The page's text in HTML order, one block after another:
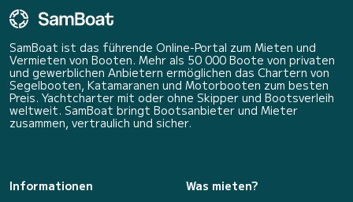
SamBoat ist das führende Online-Portal zum Mieten und
Vermieten von Booten. Mehr als 50 000 Boote von privaten
und gewerblichen Anbietern ermöglichen das Chartern von
Segelbooten, Katamaranen und Motorbooten zum besten
Preis. Yachtcharter mit oder ohne Skipper und Bootsverleih
weltweit. SamBoat bringt Bootsanbieter und Mieter
zusammen, vertraulich und sicher.
Informationen
Was mieten?